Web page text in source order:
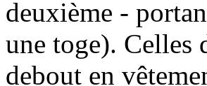
deuxième -
une toge). Celles
debout en